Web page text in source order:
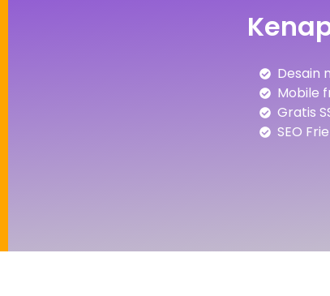
Desain
Mobile
Gratis
SEO